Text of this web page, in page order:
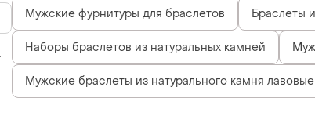
Мужские фурнитуры для браслетов Браслеты
Наборы браслетов из натуральных камней
Мужские браслеты из натурального камня лавовые